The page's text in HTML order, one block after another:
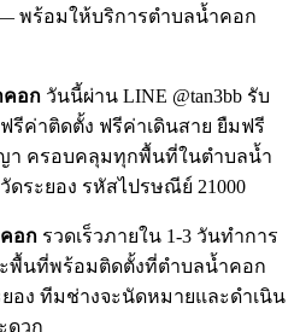
พร้อมให้บริการตำบลน้ำคอก
คอก วันนี้ผ่าน LINE @tan3bb รับ
รีค่าติดตั้ง ฟรีค่าเดินสาย ยืมฟรี
า ครอบคลุมทุกพื้นที่ในตำบลน้ำ
ดระยอง รหัสไปรษณีย์ 21000
อก รวดเร็วภายใน 1-3 วันทำการ
พื้นที่พร้อมติดตั้งที่ตำบลน้ำคอก
ยอง ทีมช่างจะนัดหมายและดำเนิน
ดวก